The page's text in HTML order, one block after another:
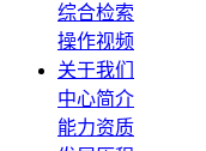
综合检索
操作视频
关于我们
中心简介
能力资质